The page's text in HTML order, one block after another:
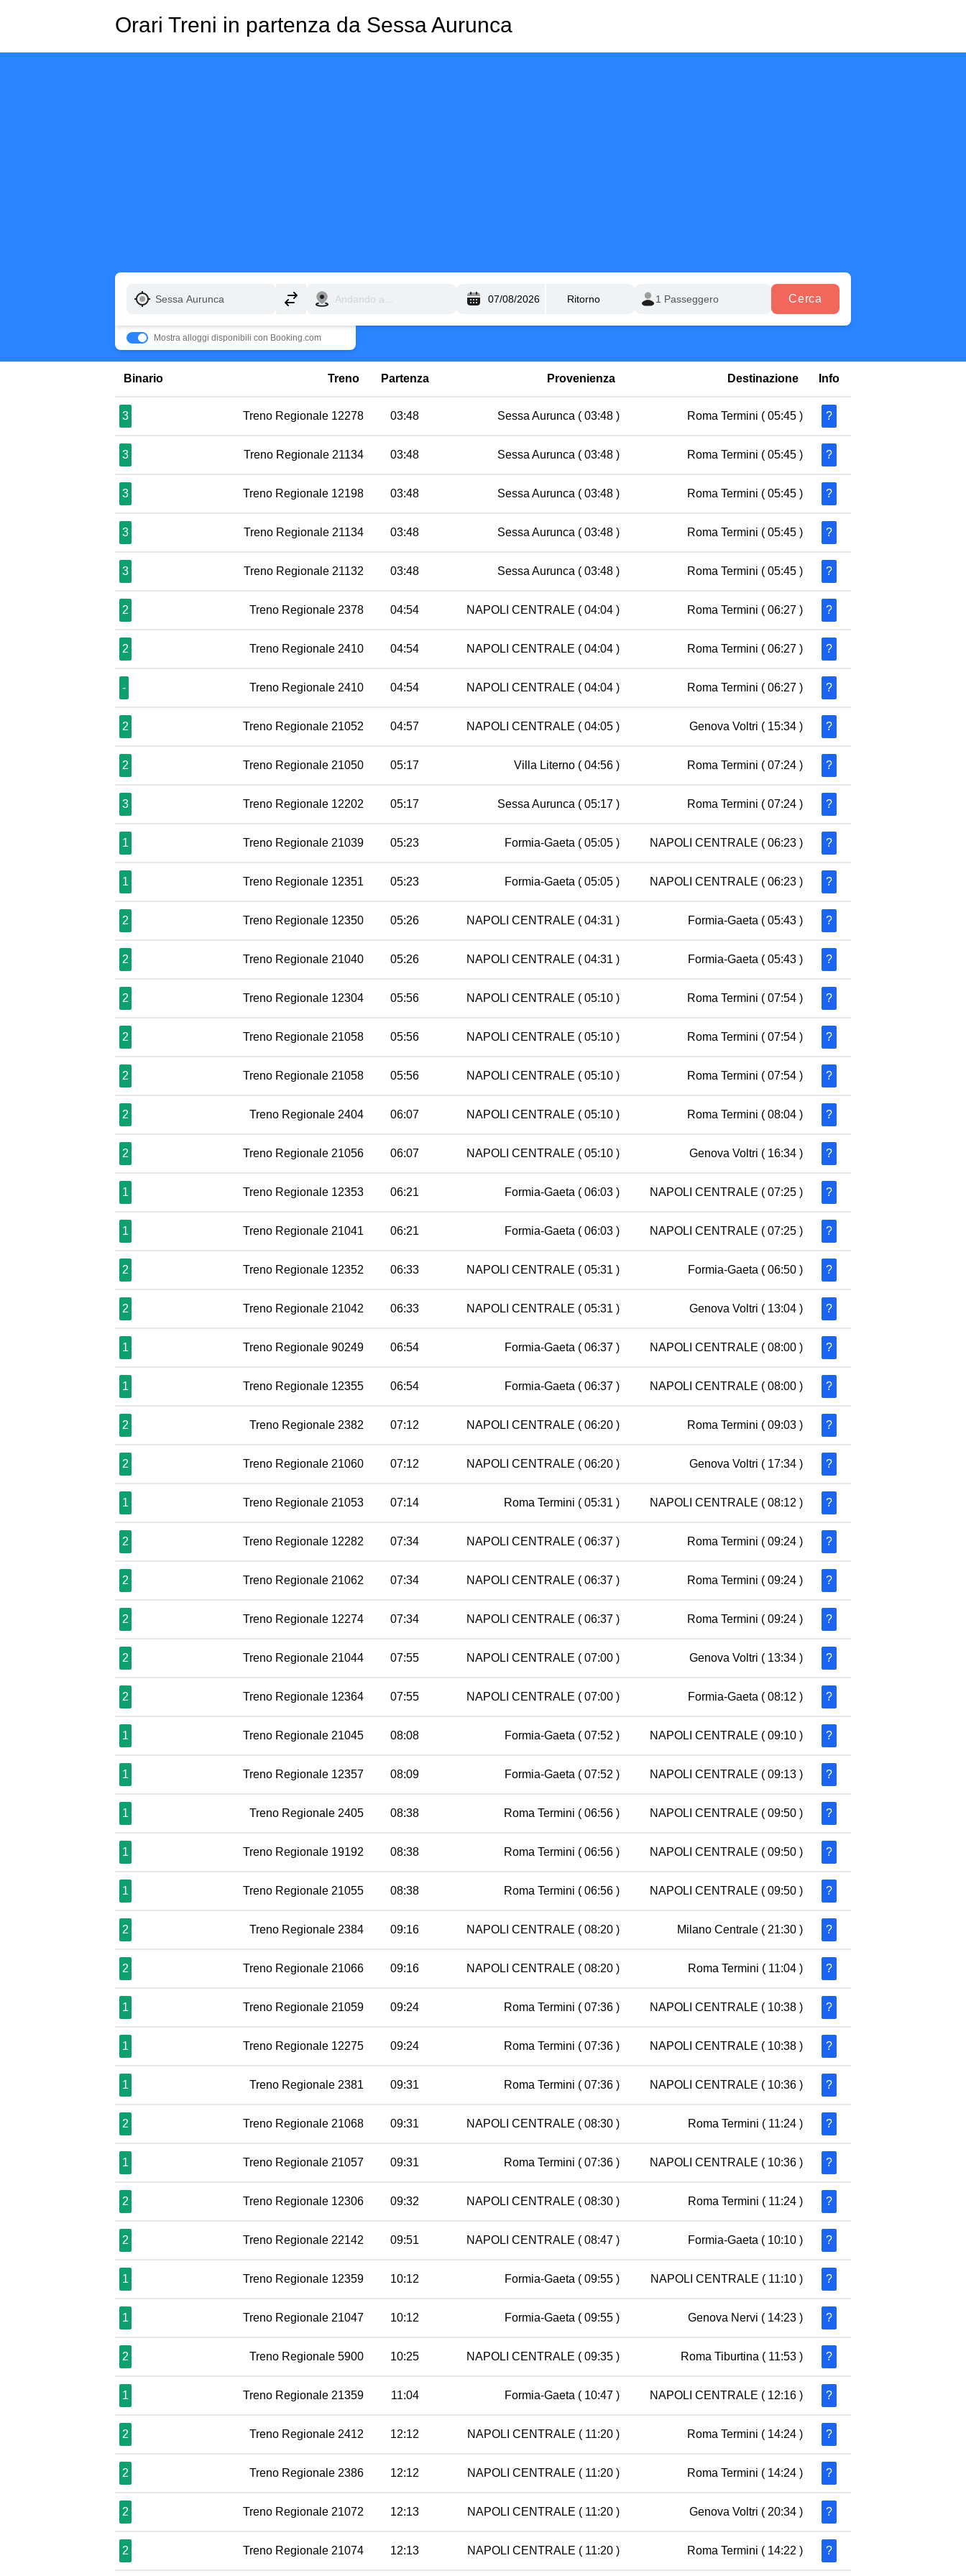
Orari Treni in partenza da Sessa Aurunca
Cerca
Mostra alloggi disponibili con Booking.com
Binario Treno Partenza Provenienza Destinazione Info
3 Treno Regionale 12278 03:48 Sessa Aurunca ( 03:48 ) Roma Termini ( 05:45 ) ?
3 Treno Regionale 21134 03:48 Sessa Aurunca ( 03:48 ) Roma Termini ( 05:45 ) ?
3 Treno Regionale 12198 03:48 Sessa Aurunca ( 03:48 ) Roma Termini ( 05:45 ) ?
3 Treno Regionale 21134 03:48 Sessa Aurunca ( 03:48 ) Roma Termini ( 05:45 ) ?
3 Treno Regionale 21132 03:48 Sessa Aurunca ( 03:48 ) Roma Termini ( 05:45 ) ?
2 Treno Regionale 2378 04:54 NAPOLI CENTRALE ( 04:04 ) Roma Termini ( 06:27 ) ?
2 Treno Regionale 2410 04:54 NAPOLI CENTRALE ( 04:04 ) Roma Termini ( 06:27 ) ?
- Treno Regionale 2410 04:54 NAPOLI CENTRALE ( 04:04 ) Roma Termini ( 06:27 ) ?
2 Treno Regionale 21052 04:57 NAPOLI CENTRALE ( 04:05 ) Genova Voltri ( 15:34 ) ?
2 Treno Regionale 21050 05:17 Villa Literno ( 04:56 ) Roma Termini ( 07:24 ) ?
3 Treno Regionale 12202 05:17 Sessa Aurunca ( 05:17 ) Roma Termini ( 07:24 ) ?
1 Treno Regionale 21039 05:23 Formia-Gaeta ( 05:05 ) NAPOLI CENTRALE ( 06:23 ) ?
1 Treno Regionale 12351 05:23 Formia-Gaeta ( 05:05 ) NAPOLI CENTRALE ( 06:23 ) ?
2 Treno Regionale 12350 05:26 NAPOLI CENTRALE ( 04:31 ) Formia-Gaeta ( 05:43 ) ?
2 Treno Regionale 21040 05:26 NAPOLI CENTRALE ( 04:31 ) Formia-Gaeta ( 05:43 ) ?
2 Treno Regionale 12304 05:56 NAPOLI CENTRALE ( 05:10 ) Roma Termini ( 07:54 ) ?
2 Treno Regionale 21058 05:56 NAPOLI CENTRALE ( 05:10 ) Roma Termini ( 07:54 ) ?
2 Treno Regionale 21058 05:56 NAPOLI CENTRALE ( 05:10 ) Roma Termini ( 07:54 ) ?
2 Treno Regionale 2404 06:07 NAPOLI CENTRALE ( 05:10 ) Roma Termini ( 08:04 ) ?
2 Treno Regionale 21056 06:07 NAPOLI CENTRALE ( 05:10 ) Genova Voltri ( 16:34 ) ?
1 Treno Regionale 12353 06:21 Formia-Gaeta ( 06:03 ) NAPOLI CENTRALE ( 07:25 ) ?
1 Treno Regionale 21041 06:21 Formia-Gaeta ( 06:03 ) NAPOLI CENTRALE ( 07:25 ) ?
2 Treno Regionale 12352 06:33 NAPOLI CENTRALE ( 05:31 ) Formia-Gaeta ( 06:50 ) ?
2 Treno Regionale 21042 06:33 NAPOLI CENTRALE ( 05:31 ) Genova Voltri ( 13:04 ) ?
1 Treno Regionale 90249 06:54 Formia-Gaeta ( 06:37 ) NAPOLI CENTRALE ( 08:00 ) ?
1 Treno Regionale 12355 06:54 Formia-Gaeta ( 06:37 ) NAPOLI CENTRALE ( 08:00 ) ?
2 Treno Regionale 2382 07:12 NAPOLI CENTRALE ( 06:20 ) Roma Termini ( 09:03 ) ?
2 Treno Regionale 21060 07:12 NAPOLI CENTRALE ( 06:20 ) Genova Voltri ( 17:34 ) ?
1 Treno Regionale 21053 07:14 Roma Termini ( 05:31 ) NAPOLI CENTRALE ( 08:12 ) ?
2 Treno Regionale 12282 07:34 NAPOLI CENTRALE ( 06:37 ) Roma Termini ( 09:24 ) ?
2 Treno Regionale 21062 07:34 NAPOLI CENTRALE ( 06:37 ) Roma Termini ( 09:24 ) ?
2 Treno Regionale 12274 07:34 NAPOLI CENTRALE ( 06:37 ) Roma Termini ( 09:24 ) ?
2 Treno Regionale 21044 07:55 NAPOLI CENTRALE ( 07:00 ) Genova Voltri ( 13:34 ) ?
2 Treno Regionale 12364 07:55 NAPOLI CENTRALE ( 07:00 ) Formia-Gaeta ( 08:12 ) ?
1 Treno Regionale 21045 08:08 Formia-Gaeta ( 07:52 ) NAPOLI CENTRALE ( 09:10 ) ?
1 Treno Regionale 12357 08:09 Formia-Gaeta ( 07:52 ) NAPOLI CENTRALE ( 09:13 ) ?
1 Treno Regionale 2405 08:38 Roma Termini ( 06:56 ) NAPOLI CENTRALE ( 09:50 ) ?
1 Treno Regionale 19192 08:38 Roma Termini ( 06:56 ) NAPOLI CENTRALE ( 09:50 ) ?
1 Treno Regionale 21055 08:38 Roma Termini ( 06:56 ) NAPOLI CENTRALE ( 09:50 ) ?
2 Treno Regionale 2384 09:16 NAPOLI CENTRALE ( 08:20 ) Milano Centrale ( 21:30 ) ?
2 Treno Regionale 21066 09:16 NAPOLI CENTRALE ( 08:20 ) Roma Termini ( 11:04 ) ?
1 Treno Regionale 21059 09:24 Roma Termini ( 07:36 ) NAPOLI CENTRALE ( 10:38 ) ?
1 Treno Regionale 12275 09:24 Roma Termini ( 07:36 ) NAPOLI CENTRALE ( 10:38 ) ?
1 Treno Regionale 2381 09:31 Roma Termini ( 07:36 ) NAPOLI CENTRALE ( 10:36 ) ?
2 Treno Regionale 21068 09:31 NAPOLI CENTRALE ( 08:30 ) Roma Termini ( 11:24 ) ?
1 Treno Regionale 21057 09:31 Roma Termini ( 07:36 ) NAPOLI CENTRALE ( 10:36 ) ?
2 Treno Regionale 12306 09:32 NAPOLI CENTRALE ( 08:30 ) Roma Termini ( 11:24 ) ?
2 Treno Regionale 22142 09:51 NAPOLI CENTRALE ( 08:47 ) Formia-Gaeta ( 10:10 ) ?
1 Treno Regionale 12359 10:12 Formia-Gaeta ( 09:55 ) NAPOLI CENTRALE ( 11:10 ) ?
1 Treno Regionale 21047 10:12 Formia-Gaeta ( 09:55 ) Genova Nervi ( 14:23 ) ?
2 Treno Regionale 5900 10:25 NAPOLI CENTRALE ( 09:35 ) Roma Tiburtina ( 11:53 ) ?
1 Treno Regionale 21359 11:04 Formia-Gaeta ( 10:47 ) NAPOLI CENTRALE ( 12:16 ) ?
2 Treno Regionale 2412 12:12 NAPOLI CENTRALE ( 11:20 ) Roma Termini ( 14:24 ) ?
2 Treno Regionale 2386 12:12 NAPOLI CENTRALE ( 11:20 ) Roma Termini ( 14:24 ) ?
2 Treno Regionale 21072 12:13 NAPOLI CENTRALE ( 11:20 ) Genova Voltri ( 20:34 ) ?
2 Treno Regionale 21074 12:13 NAPOLI CENTRALE ( 11:20 ) Roma Termini ( 14:22 ) ?